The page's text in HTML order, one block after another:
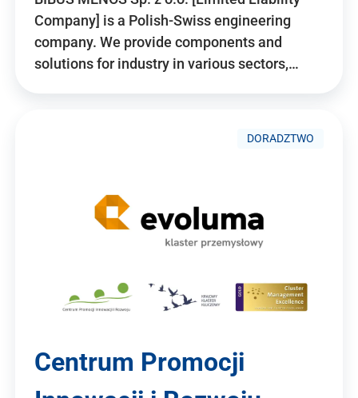
Company] is a Polish-Swiss engineering
company. We provide components and
solutions for industry in various sectors,…
DORADZTWO
Centrum Promocji